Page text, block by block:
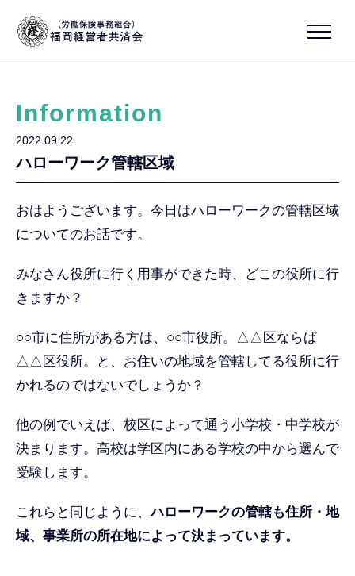
Information
2022.09.22
ハローワーク管轄区域
おはようございます。今日はハローワークの管轄区域
についてのお話です。
みなさん役所に行く用事ができた時、どこの役所に行
きますか？
○○市に住所がある方は、○○市役所。△△区ならば
△△区役所。と、お住いの地域を管轄してる役所に行
かれるのではないでしょうか？
他の例でいえば、校区によって通う小学校・中学校が
決まります。高校は学区内にある学校の中から選んで
受験します。
これらと同じように、ハローワークの管轄も住所・地
域、事業所の所在地によって決まっています。